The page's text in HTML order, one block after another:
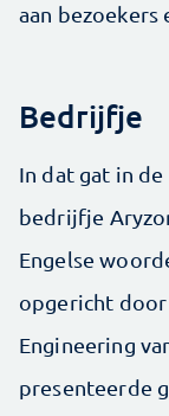
aan bezoekers
Bedrijfje
In dat gat in
bedrijfje
Engelse
opgericht
Engineering
presenteerde